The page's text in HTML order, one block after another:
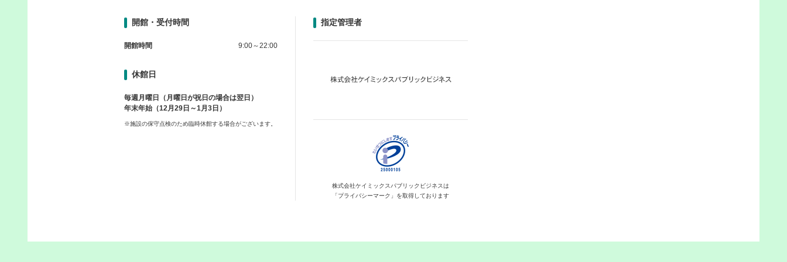
開館・受付時間
開館時間 9:00～22:00
休館日
毎週月曜日（月曜日が祝日の場合は翌日）
年末年始（12月29日～1月3日）
※施設の保守点検のため臨時休館する場合がございます。
指定管理者
株式会社ケイミックス パブリックビジネスは
「プライバシーマーク」を取得しております